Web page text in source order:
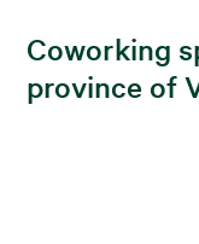
Coworking
province of